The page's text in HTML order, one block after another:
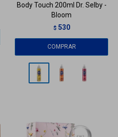
Body Touch 200ml Dr. Selby -
Bloom
$ 530